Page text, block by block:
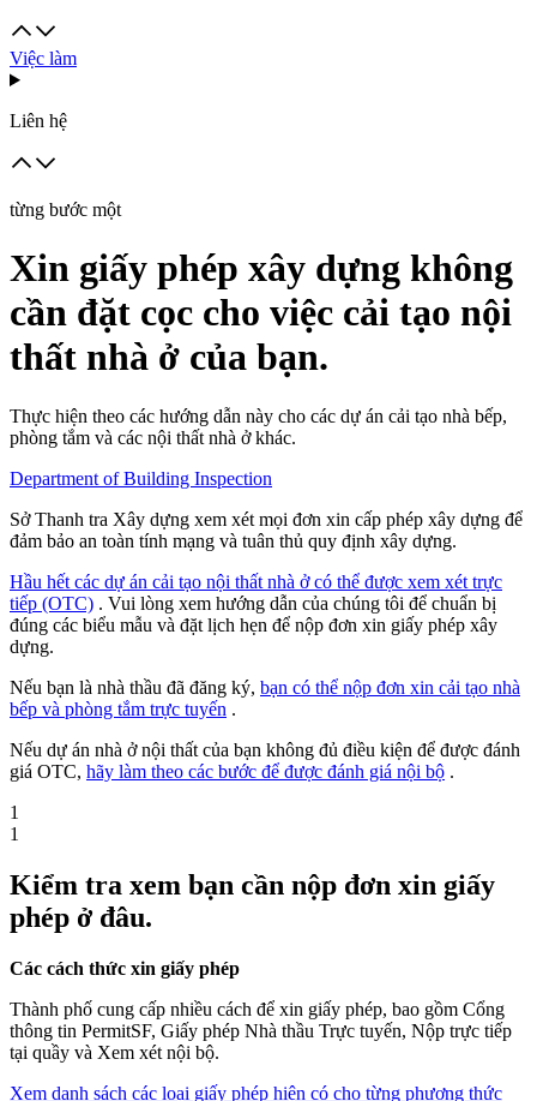
Việc làm
Liên hệ
từng bước một
Xin giấy phép xây dựng không
cần đặt cọc cho việc cải tạo nội
thất nhà ở của bạn.
Thực hiện theo các hướng dẫn này cho các dự án cải tạo nhà bếp,
phòng tắm và các nội thất nhà ở khác.
Department of Building Inspection
Sở Thanh tra Xây dựng xem xét mọi đơn xin cấp phép xây dựng để
đảm bảo an toàn tính mạng và tuân thủ quy định xây dựng.
Hầu hết các dự án cải tạo nội thất nhà ở có thể được xem xét trực
tiếp (OTC) . Vui lòng xem hướng dẫn của chúng tôi để chuẩn bị
đúng các biểu mẫu và đặt lịch hẹn để nộp đơn xin giấy phép xây
dựng.
Nếu bạn là nhà thầu đã đăng ký, bạn có thể nộp đơn xin cải tạo nhà
bếp và phòng tắm trực tuyến .
Nếu dự án nhà ở nội thất của bạn không đủ điều kiện để được đánh
giá OTC, hãy làm theo các bước để được đánh giá nội bộ .
1
1
Kiểm tra xem bạn cần nộp đơn xin giấy
phép ở đâu.
Các cách thức xin giấy phép
Thành phố cung cấp nhiều cách để xin giấy phép, bao gồm Cổng
thông tin PermitSF, Giấy phép Nhà thầu Trực tuyến, Nộp trực tiếp
tại quầy và Xem xét nội bộ.
Xem danh sách các loại giấy phép hiện có cho từng phương thức